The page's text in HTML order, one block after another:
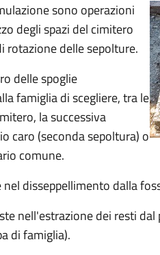
sono operazioni
degli spazi del cimitero
rotazione delle sepolture.
delle spoglie
famiglia di scegliere, tra le
la successiva
caro (seconda sepoltura) o
comune.
disseppellimento dalla
nell'estrazione dei resti
di famiglia).